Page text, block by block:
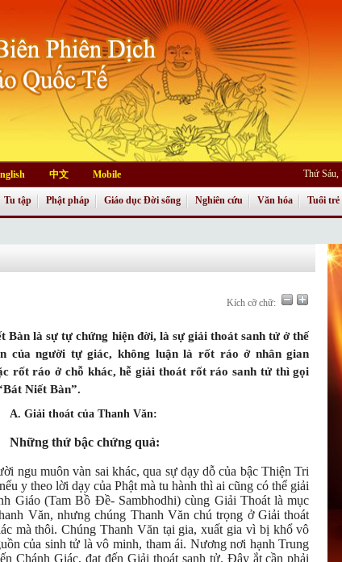
中文 Mobile Thứ
Tu tập Phật pháp Giáo dục Đời sống Nghiên cứu Văn hóa Tuổi trẻ
Kích cỡ chữ:
Bàn là sự tự chứng hiện đời, là sự giải thoát sanh tử ở thế
của người tự giác, không luận là rốt ráo ở nhân gian
rốt ráo ở chỗ khác, hễ giải thoát rốt ráo sanh tử thì gọi
Niết Bàn”.
A. Giải thoát của Thanh Văn:
Những thứ bậc chứng quả:
ngu muôn vàn sai khác, qua sự dạy dỗ của bậc Thiện Tri
y theo lời dạy của Phật mà tu hành thì ai cũng có thể giải
Giáo (Tam Bồ Đề- Sambhodhi) cùng Giải Thoát là mục
Văn, nhưng chúng Thanh Văn chú trọng ở Giải thoát
mà thôi. Chúng Thanh Văn tại gia, xuất gia vì bị khổ vô
của sinh tử là vô minh, tham ái. Nương nơi hạnh Trung
Chánh Giác, đạt đến Giải thoát sanh tử. Đây ắt cần phải